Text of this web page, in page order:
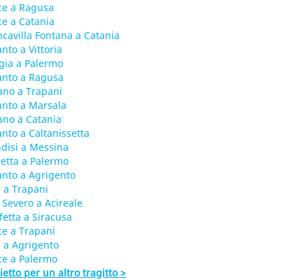
a Ragusa
a Catania
Fontana a Catania
a Vittoria
a Palermo
a Ragusa
a Trapani
a Marsala
a Catania
a Caltanissetta
a Messina
a Palermo
a Agrigento
a Trapani
a Acireale
a Siracusa
a Trapani
a Agrigento
a Palermo
per un altro tragitto >